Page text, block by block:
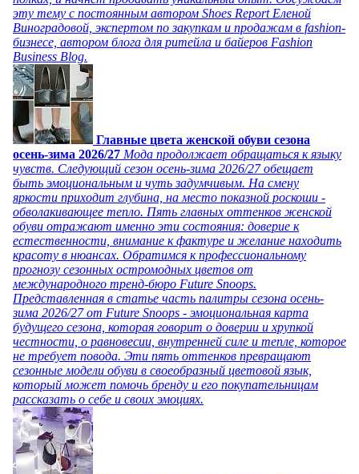
эту тему с постоянным автором Shoes Report Еленой
Виноградовой, экспертом по закупкам и продажам в fashion-
бизнесе, автором блога для ритейла и байеров Fashion
Business Blog.
Главные цвета женской обуви сезона
осень-зима 2026/27 Мода продолжает обращаться к языку
чувств. Следующий сезон осень-зима 2026/27 обещает
быть эмоциональным и чуть задумчивым. На смену
яркости приходит глубина, на место показной роскоши -
обволакивающее тепло. Пять главных оттенков женской
обуви отражают именно эти состояния: доверие к
естественности, внимание к фактуре и желание находить
красоту в нюансах. Обратимся к профессиональному
прогнозу сезонных остромодных цветов от
международного тренд-бюро Future Snoops.
Представленная в статье часть палитры сезона осень-
зима 2026/27 от Future Snoops - эмоциональная карта
будущего сезона, которая говорит о доверии и хрупкой
честности, о равновесии, внутренней силе и тепле, которое
не требует повода. Эти пять оттенков превращают
сезонные модели обуви в своеобразный цветовой язык,
который может помочь бренду и его покупательницам
рассказать о себе и своих эмоциях.